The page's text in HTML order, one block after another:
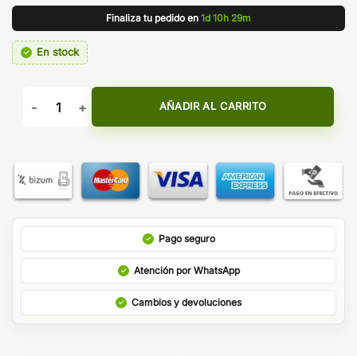
Finaliza tu pedido en 1d 10h 29m
En stock
Recambio Vzbull - Vozol Vista Plug 2+10 cantidad
AÑADIR AL CARRITO
Pago seguro
Atención por WhatsApp
Cambios y devoluciones